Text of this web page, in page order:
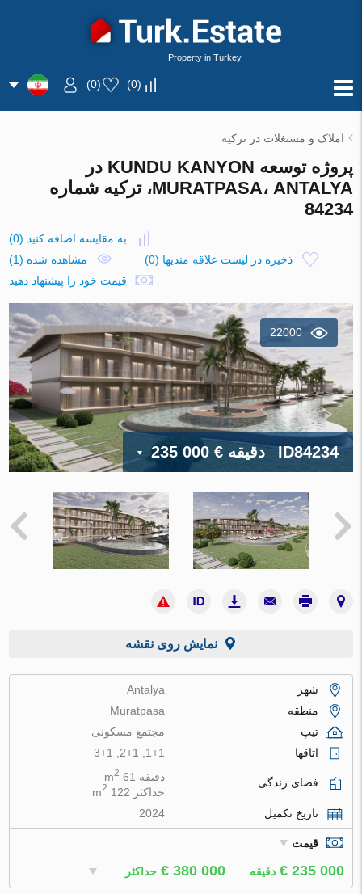
Property in Turkey
(
0
)
(
0
)
املاک و مستغلات در ترکیه
پروژه توسعه KUNDU KANYON در
MURATPASA، ANTALYA، ترکیه شماره
84234
به مقایسه اضافه کنید (
0
)
ذخیره در لیست علاقه مندیها (
0
)
مشاهده شده (1)
قیمت خود را پیشنهاد دهید
22000
ID84234 دقیقه € 235 000
نمایش روی نقشه
شهر
Antalya
منطقه
Muratpasa
تیپ
مجتمع مسکونی
اتاقها
1+1, 2+1, 3+1
فضای زندگی دقیقه 61 m 2
حداکثر 122 m 2
تاریخ تکمیل 2024
قیمت
دقیقه€ 235 000 حداکثر€ 380 000